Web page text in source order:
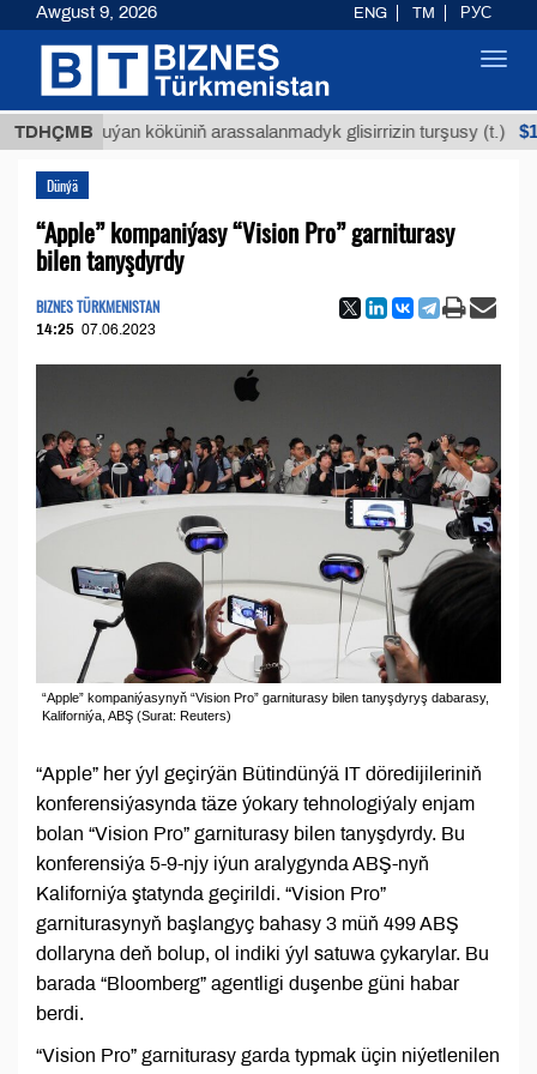
TDHÇMB
Buýan köküniň arassalanmadyk glisirrizin turşusy (t.)
Dünýä
“Apple” kompaniýasy “Vision Pro” garniturasy
bilen tanyşdyrdy
BIZNES TÜRKMENISTAN
14:25 07.06.2023
“Apple” kompaniýasynyň “Vision Pro” garniturasy bilen tanyşdyryş dabarasy,
Kaliforniýa, ABŞ (Surat: Reuters)
“Apple” her ýyl geçirýän Bütindünýä IT döredijileriniň
konferensiýasynda täze ýokary tehnologiýaly enjam
bolan “Vision Pro” garniturasy bilen tanyşdyrdy. Bu
konferensiýa 5-9-njy iýun aralygynda ABŞ-nyň
Kaliforniýa ştatynda geçirildi. “Vision Pro”
garniturasynyň başlangyç bahasy 3 müň 499 ABŞ
dollaryna deň bolup, ol indiki ýyl satuwa çykarylar. Bu
barada “Bloomberg” agentligi duşenbe güni habar
berdi.
“Vision Pro” garniturasy garda typmak üçin niýetlenilen
Awgust 9, 2026 ENG TM РУС